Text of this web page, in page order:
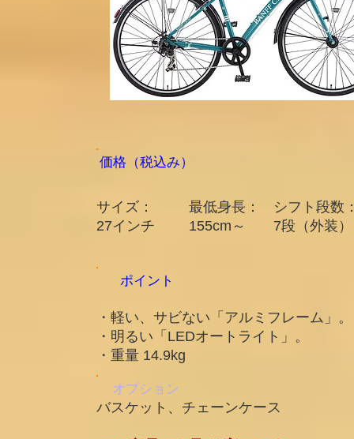
​価格（税込み）
サイズ：
​27インチ​​
最低身長：
155cm～
シフト段数
7段（外装）
ポイント
・軽い、サビない「アルミフレーム」。
・明るい「LEDオートライト」。
・重量 14.9kg
バスケット、チェーンケース
​オプション